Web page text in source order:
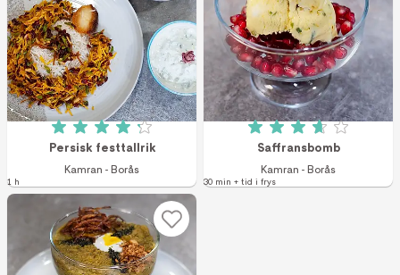
Betyg: 4.2 av 5 (5 röster)
Persisk festtallrik
Kamran - Borås
1 h
Betyg: 3.7 av 5
Saffransbomb
Kamran - Borås
30 min + tid i frys